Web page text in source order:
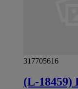
317705616
(L-18459)